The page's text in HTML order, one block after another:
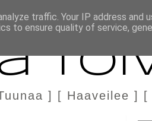
] [ Haaveilee ] [
traffic. Your IP address and
to ensure quality of service,